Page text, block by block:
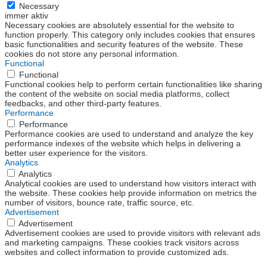
Necessary
immer aktiv
Necessary cookies are absolutely essential for the website to
function properly. This category only includes cookies that ensures
basic functionalities and security features of the website. These
cookies do not store any personal information.
Functional
Functional
Functional cookies help to perform certain functionalities like sharing
the content of the website on social media platforms, collect
feedbacks, and other third-party features.
Performance
Performance
Performance cookies are used to understand and analyze the key
performance indexes of the website which helps in delivering a
better user experience for the visitors.
Analytics
Analytics
Analytical cookies are used to understand how visitors interact with
the website. These cookies help provide information on metrics the
number of visitors, bounce rate, traffic source, etc.
Advertisement
Advertisement
Advertisement cookies are used to provide visitors with relevant ads
and marketing campaigns. These cookies track visitors across
websites and collect information to provide customized ads.